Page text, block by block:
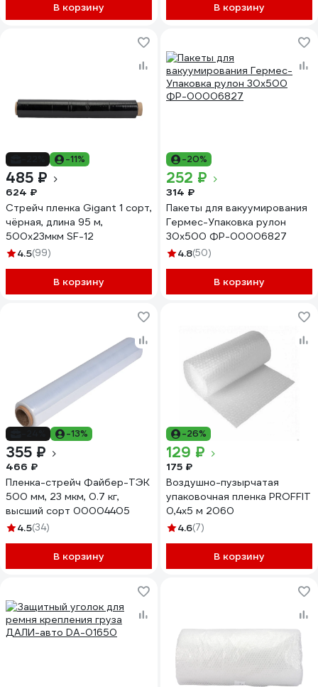
В корзину В корзину
-11%
485 ₽
624 ₽
Стрейч пленка Gigant 1 сорт,
чёрная, длина 95 м,
500х23мкм SF-12
4.5(99)
В корзину
-20%
252 ₽
314 ₽
Пакеты для вакуумирования
Гермес-Упаковка рулон
30х500 ФР-00006827
4.8(50)
В корзину
-13%
355 ₽
466 ₽
Пленка-стрейч Файбер-ТЭК
500 мм, 23 мкм, 0.7 кг,
высший сорт 00004405
4.5(34)
В корзину
-26%
129 ₽
175 ₽
Воздушно-пузырчатая
упаковочная пленка PROFFIT
0,4x5 м 2060
4.6(7)
В корзину